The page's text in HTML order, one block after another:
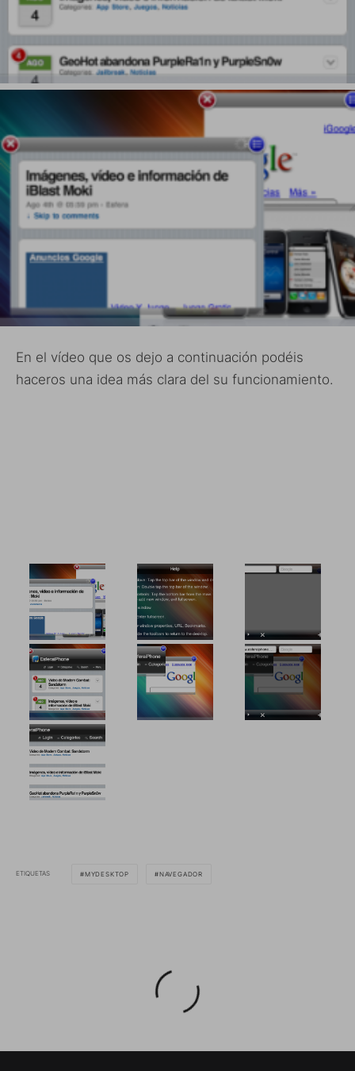
En el vídeo que os dejo a continuación podéis
haceros una idea más clara del su funcionamiento.
ETIQUETAS MYDESKTOP NAVEGADOR